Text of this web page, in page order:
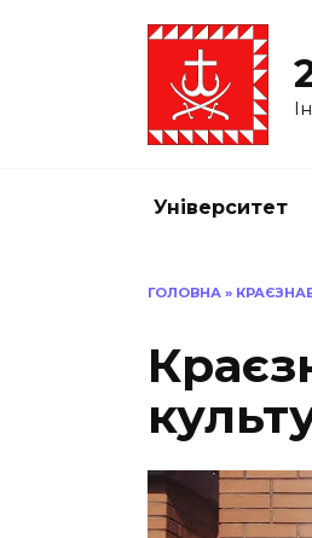
Університет
ГОЛОВНА »